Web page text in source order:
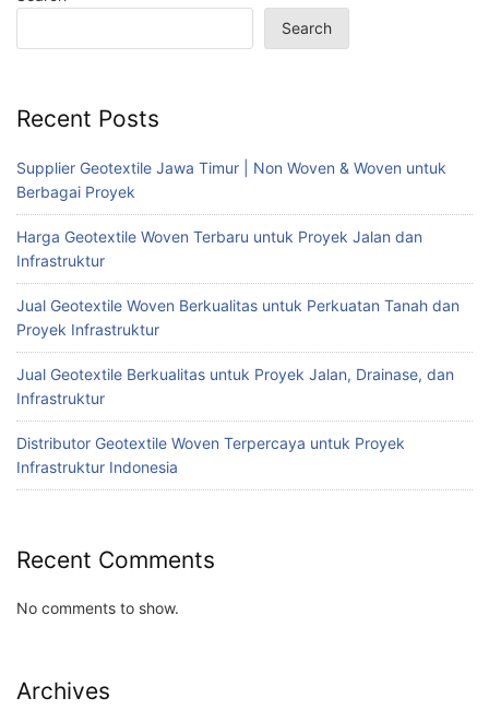
Search
Recent Posts
Supplier Geotextile Jawa Timur | Non Woven & Woven untuk
Berbagai Proyek
Harga Geotextile Woven Terbaru untuk Proyek Jalan dan
Infrastruktur
Jual Geotextile Woven Berkualitas untuk Perkuatan Tanah dan
Proyek Infrastruktur
Jual Geotextile Berkualitas untuk Proyek Jalan, Drainase, dan
Infrastruktur
Distributor Geotextile Woven Terpercaya untuk Proyek
Infrastruktur Indonesia
Recent Comments
No comments to show.
Archives